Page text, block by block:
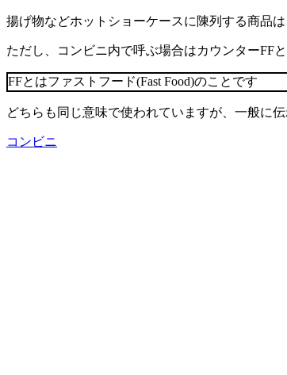
揚げ物などホットショーケースに陳列する商品
ただし、コンビニ内で呼ぶ場合はカウンターFF
FFとはファストフード(Fast Food)のことです
どちらも同じ意味で使われていますが、一般に
コンビニ